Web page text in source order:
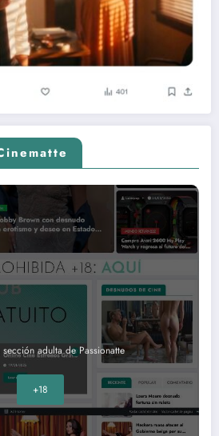
sección adulta de Passionatte
+18